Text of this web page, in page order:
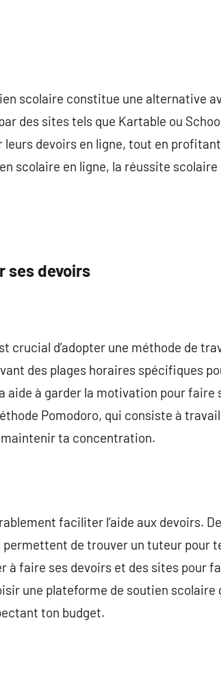
scolaire constitue une alternative
des sites tels que Kartable ou
devoirs en ligne, tout en
scolaire en ligne, la réussite scolaire
ses devoirs
crucial d’adopter une méthode de
des plages horaires spécifiques
aide à garder la motivation pour faire
Pomodoro, qui consiste à
ta concentration.
faciliter l’aide aux devoirs.
de trouver un tuteur pour
à faire ses devoirs et des sites pour
une plateforme de soutien scolaire
ton budget.